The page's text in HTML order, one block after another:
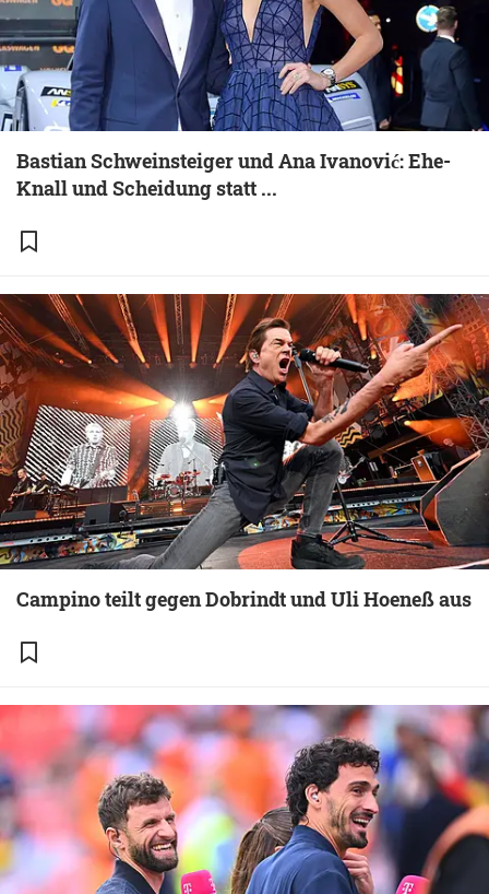
Bastian Schweinsteiger und Ana Ivanović: Ehe-
Knall und Scheidung statt ...
Campino teilt gegen Dobrindt und Uli Hoeneß aus